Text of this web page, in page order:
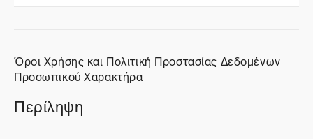
Όροι Χρήσης και Πολιτική Προστασίας Δεδομένων
Προσωπικού Χαρακτήρα
Περίληψη